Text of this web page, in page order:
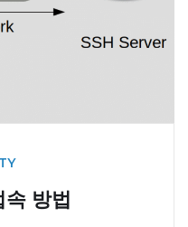
방법